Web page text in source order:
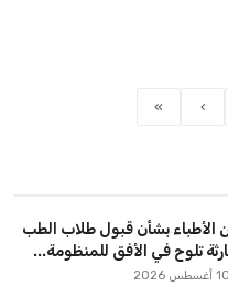
›
»
الأطباء بشأن قبول طلاب الطب
10 أغسطس 2026